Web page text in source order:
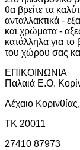
θα βρείτε τα
ανταλλακτικά -
και χρώματα -
κατάλληλα για το
του χώρου σας
ΕΠΙΚΟΙΝΩΝΙΑ
Παλαιά Ε.Ο.
Λέχαιο Κορινθίας,
ΤΚ 20011
27410 87973